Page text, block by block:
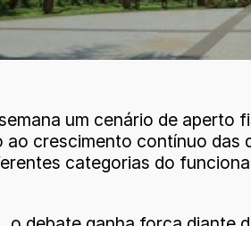
um cenário de
ao crescimento contínuo
categorias do